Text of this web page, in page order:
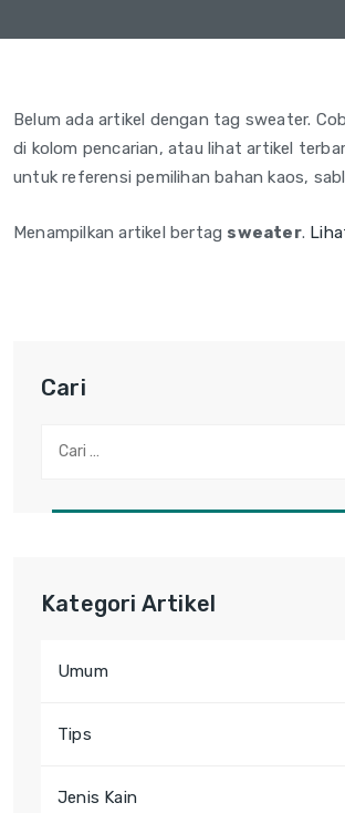
Belum ada artikel dengan tag sweater.
di kolom pencarian, atau lihat artikel
untuk referensi pemilihan bahan kaos,
Menampilkan artikel bertag sweater.
Cari
Kategori Artikel
Umum
Tips
Jenis Kain